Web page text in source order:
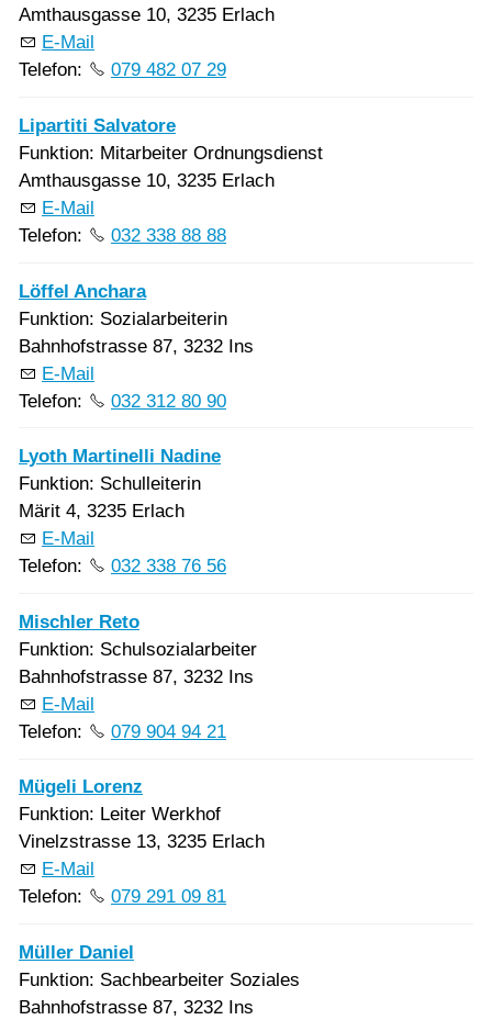
Amthausgasse 10, 3235 Erlach
E-Mail
Telefon:
079 482 07 29
Lipartiti Salvatore
Funktion: Mitarbeiter Ordnungsdienst
Amthausgasse 10, 3235 Erlach
E-Mail
Telefon:
032 338 88 88
Löffel Anchara
Funktion: Sozialarbeiterin
Bahnhofstrasse 87, 3232 Ins
E-Mail
Telefon:
032 312 80 90
Lyoth Martinelli Nadine
Funktion: Schulleiterin
Märit 4, 3235 Erlach
E-Mail
Telefon:
032 338 76 56
Mischler Reto
Funktion: Schulsozialarbeiter
Bahnhofstrasse 87, 3232 Ins
E-Mail
Telefon:
079 904 94 21
Mügeli Lorenz
Funktion: Leiter Werkhof
Vinelzstrasse 13, 3235 Erlach
E-Mail
Telefon:
079 291 09 81
Müller Daniel
Funktion: Sachbearbeiter Soziales
Bahnhofstrasse 87, 3232 Ins